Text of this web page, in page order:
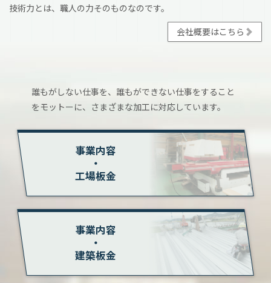
技術力とは、職人の力そのものなのです。
会社概要はこちら
誰もがしない仕事を、誰もができない仕事をすること
をモットーに、さまざまな加工に対応しています。
事業内容
・
工場板金
事業内容
・
建築板金